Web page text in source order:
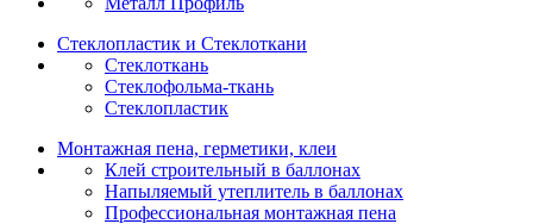
Стеклопластик и Стеклоткани
Стеклоткань
Стеклофольма-ткань
Стеклопластик
Монтажная пена, герметики, клеи
Клей строительный в баллонах
Напыляемый утеплитель в баллонах
Профессиональная монтажная пена